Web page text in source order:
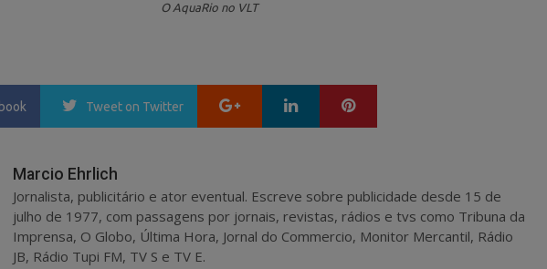
O AquaRio no VLT
Tweet on Twitter Google+ LinkedIn
Marcio Ehrlich
Jornalista, publicitário e ator eventual. Escreve sobre publicidade desde 15 de
julho de 1977, com passagens por jornais, revistas, rádios e tvs como Tribuna da
Imprensa, O Globo, Última Hora, Jornal do Commercio, Monitor Mercantil, Rádio
JB, Rádio Tupi FM, TV S e TV E.